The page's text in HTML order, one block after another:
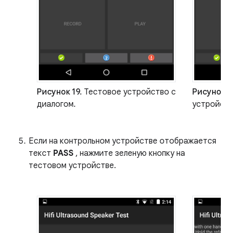
Рисунок 19. Тестовое устройство с
диалогом.
Рисунок
Если на контрольном устройстве отображается
текст PASS , нажмите зеленую кнопку на
тестовом устройстве.